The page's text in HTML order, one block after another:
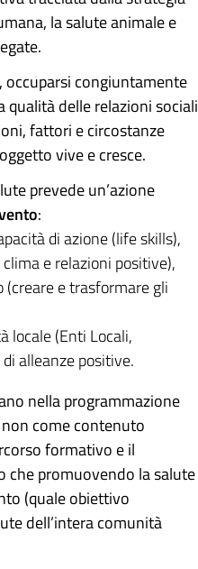
la salute animale e
occuparsi congiuntamente
delle relazioni sociali
fattori e circostanze
vive e cresce.
prevede un’azione
:
di azione (life skills),
e relazioni positive),
(creare e trasformare gli
locale (Enti Locali,
alleanze positive.
nella programmazione
come contenuto
formativo e il
che promuovendo la salute
(quale obiettivo
dell’intera comunità